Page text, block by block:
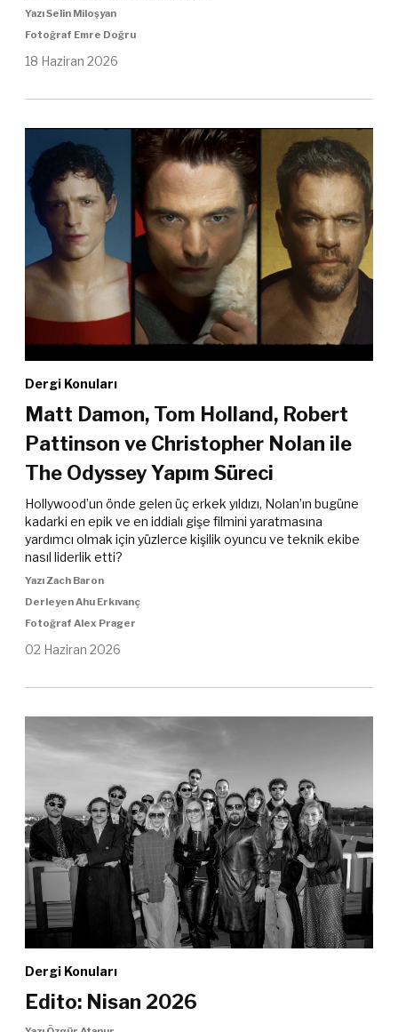
Yazı Selin Miloşyan
Fotoğraf Emre Doğru
18 Haziran 2026
Dergi Konuları
Matt Damon, Tom Holland, Robert
Pattinson ve Christopher Nolan ile
The Odyssey Yapım Süreci
Hollywood’un önde gelen üç erkek yıldızı, Nolan’ın bugüne
kadarki en epik ve en iddialı gişe filmini yaratmasına
yardımcı olmak için yüzlerce kişilik oyuncu ve teknik ekibe
nasıl liderlik etti?
Yazı Zach Baron
Derleyen Ahu Erkıvanç
Fotoğraf Alex Prager
02 Haziran 2026
Dergi Konuları
Edito: Nisan 2026